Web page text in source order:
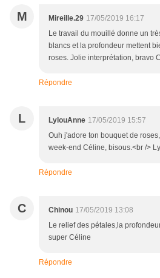
M Mireille.29 17/05/2019 16:17
Le travail du mouillé donne un
blancs et la profondeur mettent
roses. Jolie interprétation, bravo
Répondre
L LylouAnne 17/05/2019 15:57
Ouh j'adore ton bouquet de
week-end Céline, bisous.<br />
Répondre
C Chinou 17/05/2019 13:08
Le relief des pétales,la
super Céline
Répondre